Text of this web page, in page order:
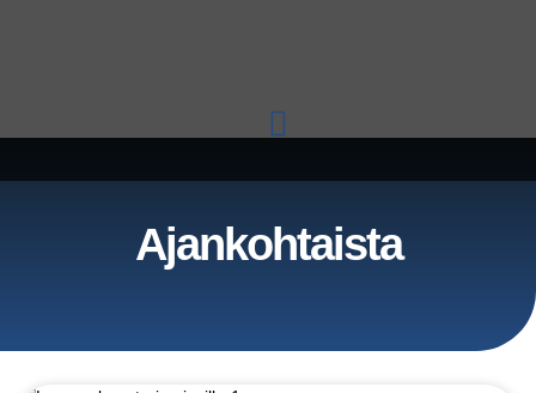
Ajankohtaista